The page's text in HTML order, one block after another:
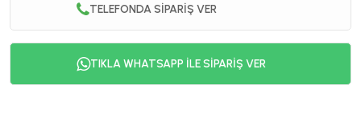
TELEFONDA SİPARİŞ VER
TIKLA WHATSAPP İLE SİPARİŞ VER